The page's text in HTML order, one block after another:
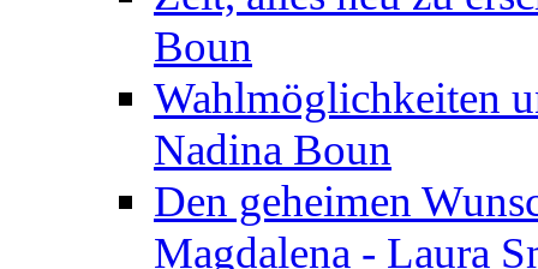
Boun
Wahlmöglichkeiten
Nadina Boun
Den geheimen
Magdalena - Laura